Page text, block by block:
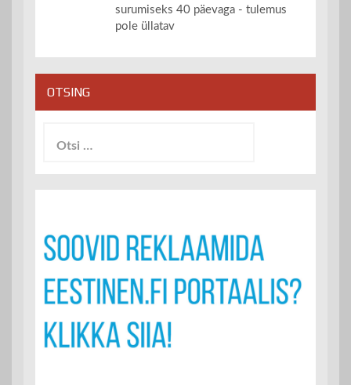
surumiseks 40 päevaga - tulemus
pole üllatav
OTSING